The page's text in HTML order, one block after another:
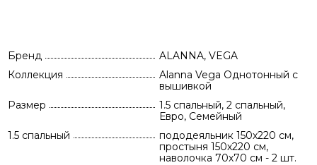
Бренд
ALANNA, VEGA
Коллекция
Alanna Vega Однотонный с
вышивкой
Размер
1.5 спальный, 2 спальный,
Евро, Семейный
1.5 спальный
пододеяльник 150х220 см,
простыня 150х220 см,
наволочка 70х70 см - 2 шт.